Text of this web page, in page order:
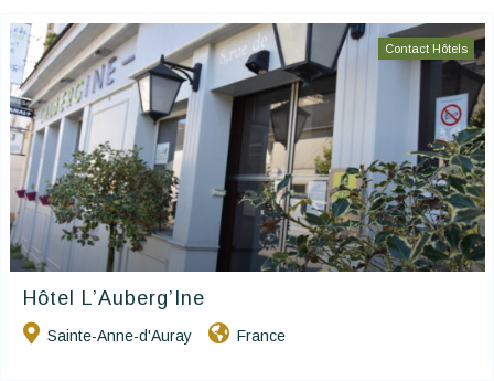
Contact Hôtels
Hôtel L’Auberg’Ine
Sainte-Anne-d'Auray France